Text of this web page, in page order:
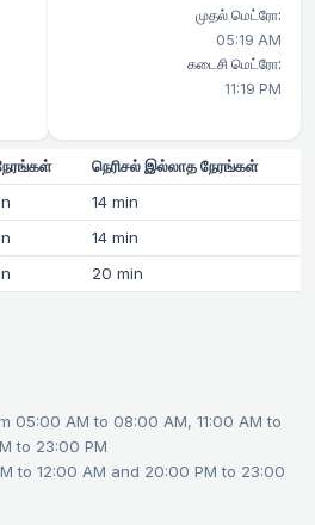
முதல் மெட்ரோ:
05:19 AM
கடைசி மெட்ரோ:
11:19 PM
நெரிசல் இல்லாத நேரங்கள்
14 min
14 min
20 min
05:00 AM to 08:00 AM, 11:00 AM to
to 23:00 PM
to 12:00 AM and 20:00 PM to 23:00